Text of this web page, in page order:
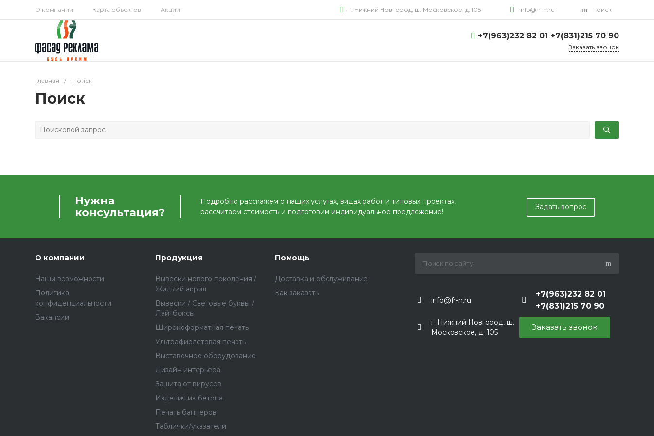
О компании Карта объектов Акции г. Нижний Новгород, ш. Московское, д. 105 info@fr-n.ru Поиск
+7(963)232 82 01 +7(831)215 70 90
Заказать звонок
Главная / Поиск
Поиск
Нужна
консультация?
Подробно расскажем о наших услугах, видах работ и типовых проектах,
рассчитаем стоимость и подготовим индивидуальное предложение!
Задать вопрос
О компании
Наши возможности
Политика
конфиденциальности
Вакансии
Продукция
Вывески нового поколения /
Жидкий акрил
Вывески / Световые буквы /
Лайтбоксы
Широкоформатная печать
Ультрафиолетовая печать
Выставочное оборудование
Дизайн интерьера
Защита от вирусов
Изделия из бетона
Печать баннеров
Таблички/указатели
Помощь
Доставка и обслуживание
Как заказать
info@fr-n.ru
+7(963)232 82 01
+7(831)215 70 90
г. Нижний Новгород, ш.
Московское, д. 105
Заказать звонок